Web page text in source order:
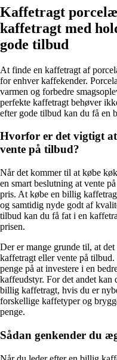
Kaffetragt
kaffetragt med
gode tilbud
At finde en kaffetragt af
for enhver kaffekender.
varmen og forbedre
perfekte kaffetragt behøver
efter gode tilbud kan du få en
Hvorfor er det vigtigt
vente på tilbud?
Når det kommer til at købe
en smart beslutning at vente
pris. At købe en billig
og samtidig nyde godt af
tilbud kan du få fat i en
prisen.
Der er mange grunde til, at
kaffetragt eller vente på
penge på at investere i en
kaffeudstyr. For det andet kan
billig kaffetragt, hvis du er
forskellige kaffetyper og
penge.
Sådan genkender du